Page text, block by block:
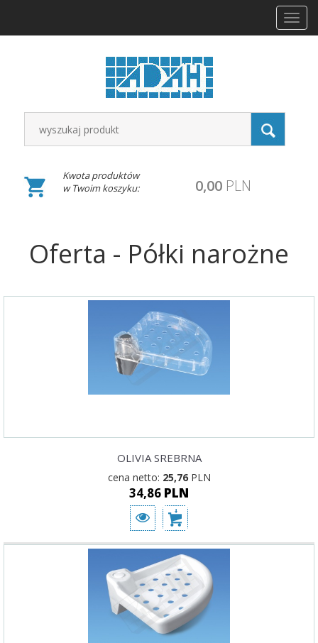
Kwota produktów
w Twoim koszyku:
0,00PLN
Oferta - Półki narożne
OLIVIA SREBRNA
cena netto: 25,76PLN
34,86 PLN